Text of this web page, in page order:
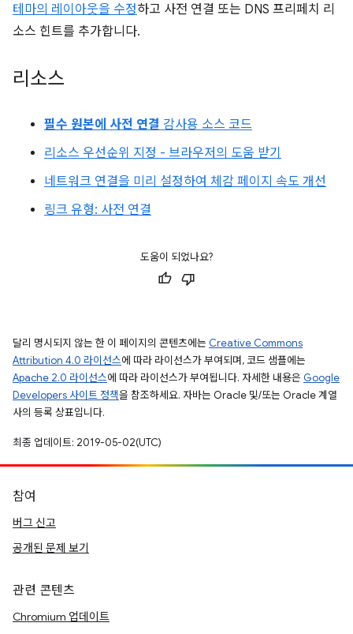
테마의 레이아웃을 수정하고 사전 연결 또는 DNS 프리페치 리
소스 힌트를 추가합니다.
리소스
필수 원본에 사전 연결 감사용 소스 코드
리소스 우선순위 지정 - 브라우저의 도움 받기
네트워크 연결을 미리 설정하여 체감 페이지 속도 개선
링크 유형: 사전 연결
도움이 되었나요?
달리 명시되지 않는 한 이 페이지의 콘텐츠에는 Creative Commons
Attribution 4.0 라이선스에 따라 라이선스가 부여되며, 코드 샘플에는
Apache 2.0 라이선스에 따라 라이선스가 부여됩니다. 자세한 내용은 Google
Developers 사이트 정책을 참조하세요. 자바는 Oracle 및/또는 Oracle 계열
사의 등록 상표입니다.
최종 업데이트: 2019-05-02(UTC)
참여
버그 신고
공개된 문제 보기
관련 콘텐츠
Chromium 업데이트